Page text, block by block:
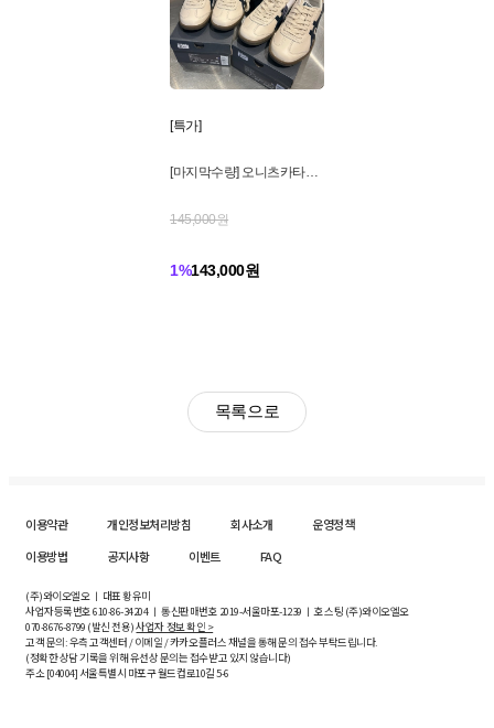
[특가]
[마지막수량] 오니츠카타이
145,000원
1%143,000원
목록으로
이용약관 개인정보처리방침 회사소개
운영정책
이용방법
공지사항 이벤트 FAQ
(주)와이오엘오 ㅣ 대표 황유미
사업자등록번호610-86-34204ㅣ 통신판매번호 2019-서울마포-1239 ㅣ 호스팅 (주)와이오엘오
070-8676-8799 (발신 전용)사업자 정보 확인 >
고객 문의: 우측 고객센터 / 이메일 / 카카오플러스 채널을 통해 문의 접수 부탁드립니다.
(정확한 상담 기록을 위해 유선상 문의는 접수받고 있지 않습니다)
주소 [04004] 서울특별시 마포구 월드컵로10길5-6